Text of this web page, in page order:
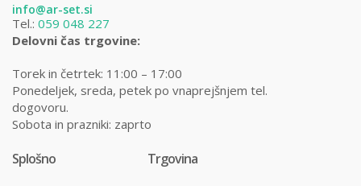
info@ar-set.si
Tel.: 059 048 227
Delovni čas trgovine:
Torek in četrtek: 11:00 – 17:00
Ponedeljek, sreda, petek po vnaprejšnjem tel.
dogovoru.
Sobota in prazniki: zaprto
Splošno Trgovina